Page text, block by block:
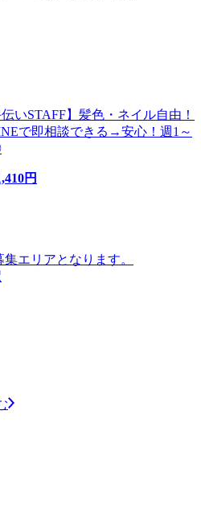
いSTAFF】髪色・ネイル自由！
で即相談できる→安心！週1～
円
エリアとなります。